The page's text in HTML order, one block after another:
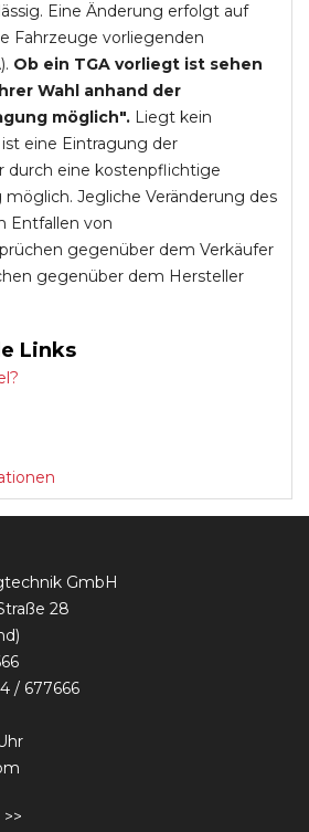
Eine Änderung erfolgt auf
Fahrzeuge vorliegenden
Ob ein TGA vorliegt ist sehen
Wahl anhand der
möglich". Liegt kein
eine Eintragung der
durch eine kostenpflichtige
Jegliche Veränderung des
Entfallen von
gegenüber dem Verkäufer
gegenüber dem Hersteller
Links
GmbH
28
/ 677666